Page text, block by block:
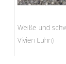
Weiße und
Vivien Luhn)